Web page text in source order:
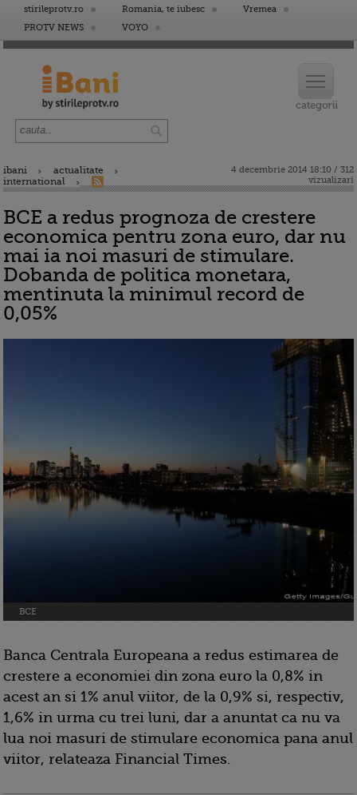
stirileprotv.ro Romania, te iubesc
Vremea
PROTV NEWS
VOYO
ibani
actualitate
international
4 decembrie 2014 18:10 / 312
vizualizari
BCE a redus prognoza de crestere
economica pentru zona euro, dar nu
mai ia noi masuri de stimulare.
Dobanda de politica monetara,
mentinuta la minimul record de
0,05%
BCE
Banca Centrala Europeana a redus estimarea de
crestere a economiei din zona euro la 0,8% in
acest an si 1% anul viitor, de la 0,9% si, respectiv,
1,6% in urma cu trei luni, dar a anuntat ca nu va
lua noi masuri de stimulare economica pana anul
viitor, relateaza Financial Times.